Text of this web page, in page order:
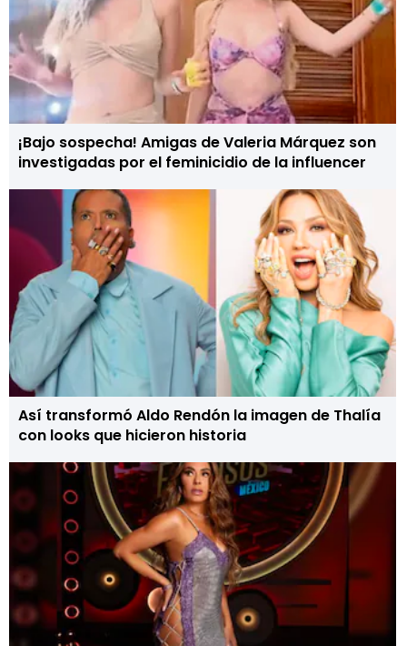
¡Bajo sospecha! Amigas de Valeria Márquez son
investigadas por el feminicidio de la influencer
Así transformó Aldo Rendón la imagen de Thalía
con looks que hicieron historia